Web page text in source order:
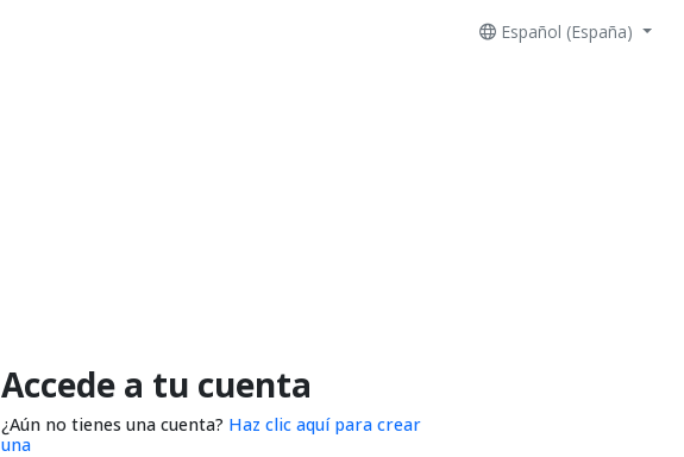
Español (España)
Accede a tu cuenta
¿Aún no tienes una cuenta? Haz clic aquí para crear
una